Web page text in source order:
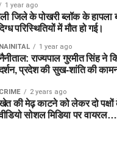
के लिए विशेष डिप्लोमा
किया गया है, ताकि वे अपनी
सकें।
न केवल भारतीय सेना को
देश के युवाओं के लिए करियर के नए
रिटेंशन रेट (स्थायी होने की
1 year ago
जिले के पोखरी ब्लॉक के हापला
परिस्थितियों में मौत हो गई।
NAINITAL 1 year ago
राज्यपाल गुरमीत सिंह ने
प्रदेश की सुख-शांति की
CRIME 2 years ago
की मेढ़ काटने को लेकर दो पक्षों
सोशल मिडिया पर